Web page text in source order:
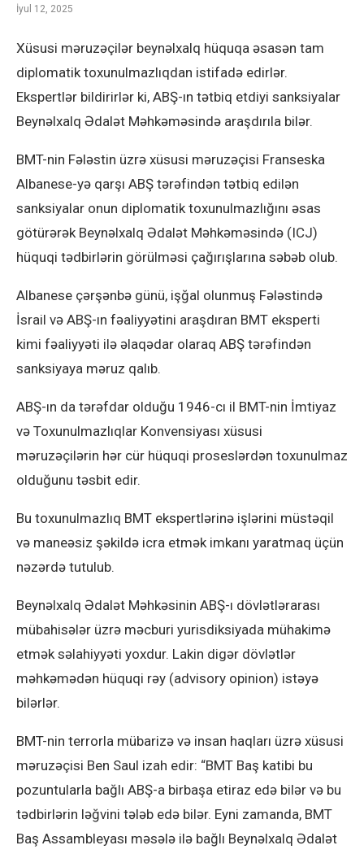
İyul 12, 2025
Xüsusi məruzəçilər beynəlxalq hüquqa əsasən tam
diplomatik toxunulmazlıqdan istifadə edirlər.
Ekspertlər bildirirlər ki, ABŞ-ın tətbiq etdiyi sanksiyalar
Beynəlxalq Ədalət Məhkəməsində araşdırıla bilər.
BMT-nin Fələstin üzrə xüsusi məruzəçisi Franseska
Albanese-yə qarşı ABŞ tərəfindən tətbiq edilən
sanksiyalar onun diplomatik toxunulmazlığını əsas
götürərək Beynəlxalq Ədalət Məhkəməsində (ICJ)
hüquqi tədbirlərin görülməsi çağırışlarına səbəb olub.
Albanese çərşənbə günü, işğal olunmuş Fələstində
İsrail və ABŞ-ın fəaliyyətini araşdıran BMT eksperti
kimi fəaliyyəti ilə əlaqədar olaraq ABŞ tərəfindən
sanksiyaya məruz qalıb.
ABŞ-ın da tərəfdar olduğu 1946-cı il BMT-nin İmtiyaz
və Toxunulmazlıqlar Konvensiyası xüsusi
məruzəçilərin hər cür hüquqi proseslərdən toxunulmaz
olduğunu təsbit edir.
Bu toxunulmazlıq BMT ekspertlərinə işlərini müstəqil
və maneəsiz şəkildə icra etmək imkanı yaratmaq üçün
nəzərdə tutulub.
Beynəlxalq Ədalət Məhkəsinin ABŞ-ı dövlətlərarası
mübahisələr üzrə məcburi yurisdiksiyada mühakimə
etmək səlahiyyəti yoxdur. Lakin digər dövlətlər
məhkəmədən hüquqi rəy (advisory opinion) istəyə
bilərlər.
BMT-nin terrorla mübarizə və insan haqları üzrə xüsusi
məruzəçisi Ben Saul izah edir: “BMT Baş katibi bu
pozuntularla bağlı ABŞ-a birbaşa etiraz edə bilər və bu
tədbirlərin ləğvini tələb edə bilər. Eyni zamanda, BMT
Baş Assambleyası məsələ ilə bağlı Beynəlxalq Ədalət